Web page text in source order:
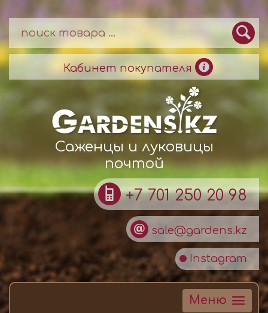
Кабинет покупателя
Саженцы и луковицы
почтой
+7 701 250 20 98
sale@gardens.kz
Instagram
Меню